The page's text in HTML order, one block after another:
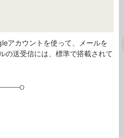
アカウントを使って、メールを
の送受信には、標準で搭載されて